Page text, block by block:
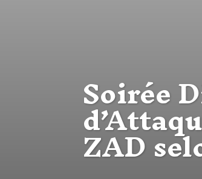
Soirée
ZAD